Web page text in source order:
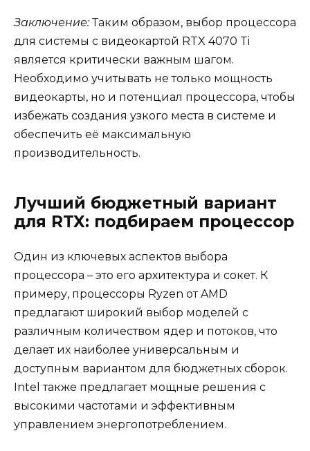
Заключение:Таким образом, выбор процессора
для системы с видеокартой RTX 4070 Ti
является критически важным шагом.
Необходимо учитывать не только мощность
видеокарты, но и потенциал процессора, чтобы
избежать создания узкого места в системе и
обеспечить её максимальную
производительность.
Лучший бюджетный вариант
для RTX: подбираем процессор
Один из ключевых аспектов выбора
процессора – это его архитектура и сокет. К
примеру, процессоры Ryzen от AMD
предлагают широкий выбор моделей с
различным количеством ядер и потоков, что
делает их наиболее универсальным и
доступным вариантом для бюджетных сборок.
Intel также предлагает мощные решения с
высокими частотами и эффективным
управлением энергопотреблением.